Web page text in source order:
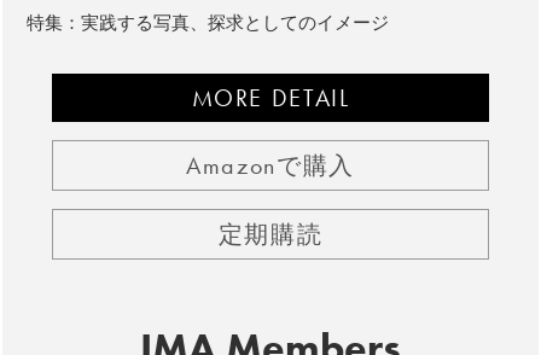
特集：実践する写真、探求としてのイメージ
MORE DETAIL
Amazonで購入
定期購読